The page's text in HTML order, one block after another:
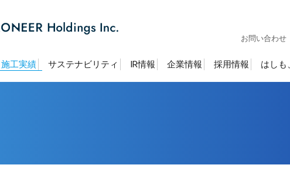
お問い合わせ
施工実績 サステナビリティ IR情報 企業情報 採用情報 はしも